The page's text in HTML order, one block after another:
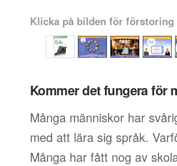
Klicka på bilden för förstoring
Kommer det fungera för
Många människor har
med att lära sig språk.
Många har fått nog av